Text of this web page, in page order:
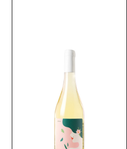
Scopri